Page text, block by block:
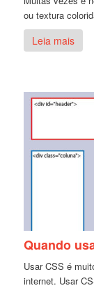
ou textura
Leia mais
Quando
Usar CSS é
internet. Usar